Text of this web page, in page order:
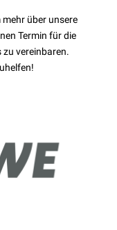
über unsere
Termin für die
vereinbaren.